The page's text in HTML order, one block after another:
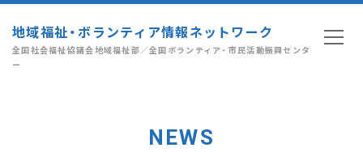
地域福祉・ボランティア情報ネットワーク
全国社会福祉協議会地域福祉部／全国ボランティア・市民活動振興センタ
ー
NEWS